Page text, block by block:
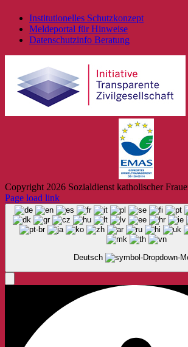
Institutionelles Schutzkonzept
Meldeportal für Hinweise
Datenschutzinfo Beratung
Copyright 2026 Sozialdienst katholischer
Page load link
Deutsch